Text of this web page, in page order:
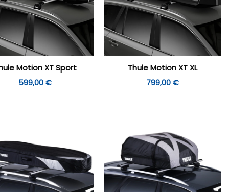
Motion XT Sport
599,00€
Thule Motion XT XL
799,00€